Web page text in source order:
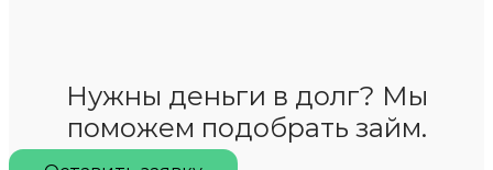
Нужны деньги в долг? Мы
поможем подобрать займ.